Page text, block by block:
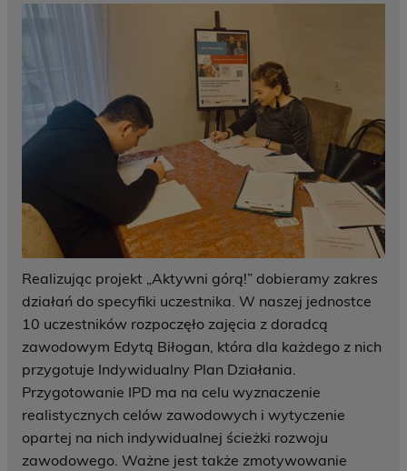
Realizując projekt „Aktywni górą!” dobieramy zakres
działań do specyfiki uczestnika. W naszej jednostce
10 uczestników rozpoczęło zajęcia z doradcą
zawodowym Edytą Biłogan, która dla każdego z nich
przygotuje Indywidualny Plan Działania.
Przygotowanie IPD ma na celu wyznaczenie
realistycznych celów zawodowych i wytyczenie
opartej na nich indywidualnej ścieżki rozwoju
zawodowego. Ważne jest także zmotywowanie